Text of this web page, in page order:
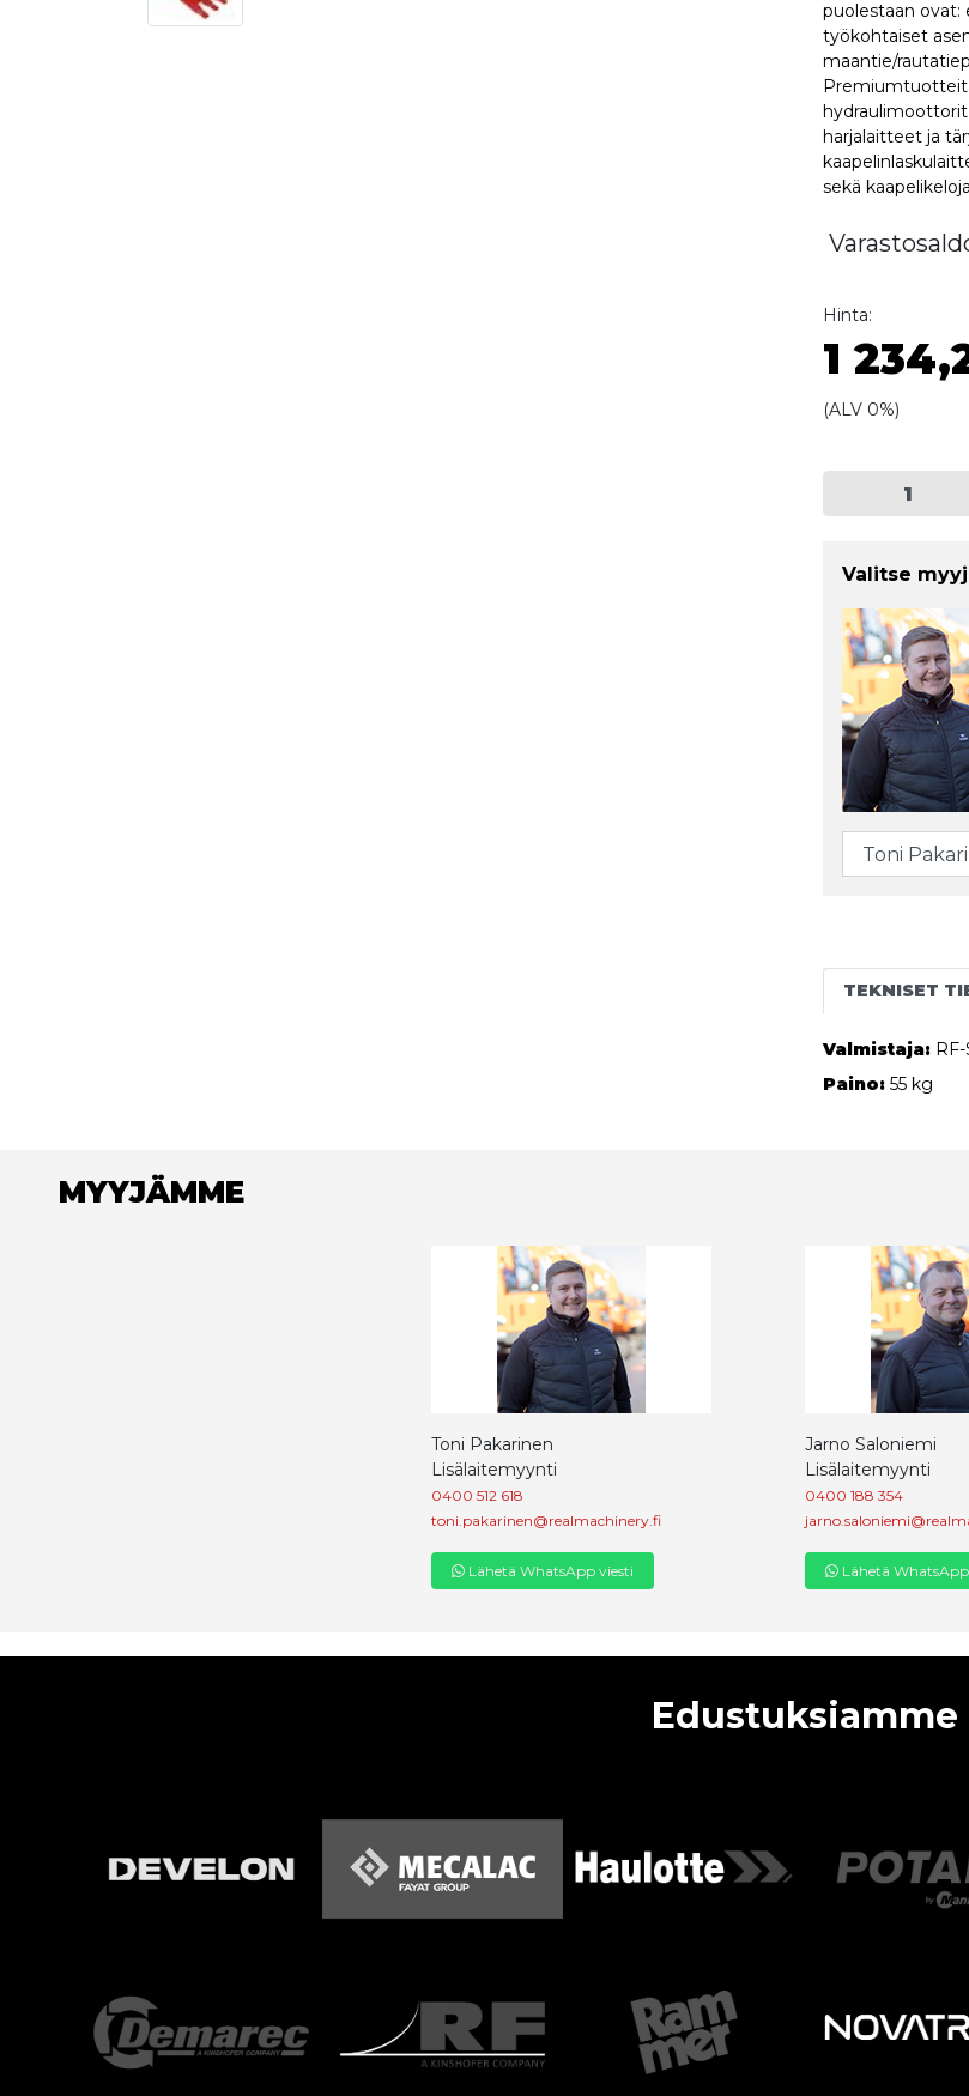
puolestaan ovat:
työkohtaiset
maantie/
harjalaitteet ja
sekä
Hinta:
1
(ALV 0%)
Valitse
TEKNISET
Valmistaja:
Paino: 55 kg
MYYJÄMME
Toni Pakarinen
Lisälaitemyynti
0400 512 618
toni.pakarinen@realmachinery.fi
Lähetä WhatsApp viesti
Jarno Saloniemi
Lisälaitemyynti
0400 188 354
Lähetä WhatsApp
Edustuksiamme